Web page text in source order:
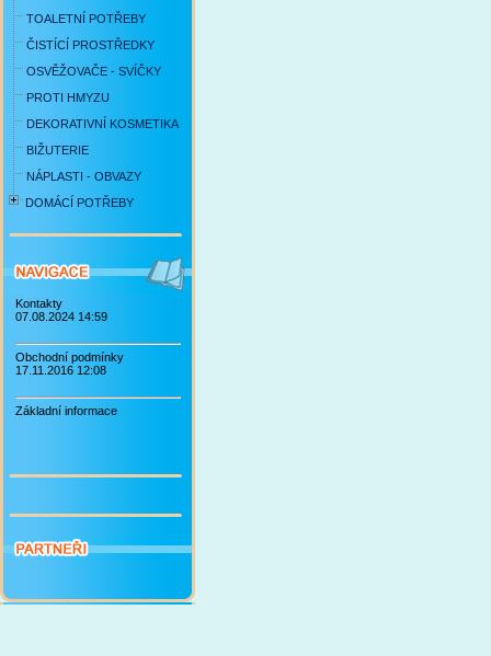
TOALETNÍ POTŘEBY
ČISTÍCÍ PROSTŘEDKY
OSVĚŽOVAČE - SVÍČKY
PROTI HMYZU
DEKORATIVNÍ KOSMETIKA
BIŽUTERIE
NÁPLASTI - OBVAZY
DOMÁCÍ POTŘEBY
Kontakty
07.08.2024 14:59
Obchodní podmínky
17.11.2016 12:08
Základní informace